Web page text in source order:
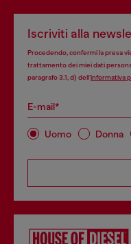
Iscriviti alla
Procedendo, confermi la presa
trattamento dei miei dati
paragrafo 3.1, d) dell’informativa
E-mail*
Uomo Donna